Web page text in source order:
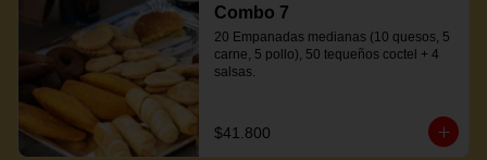
Combo 7
20 Empanadas medianas (10 quesos, 5
carne, 5 pollo), 50 tequeños coctel + 4
salsas.
$41.800